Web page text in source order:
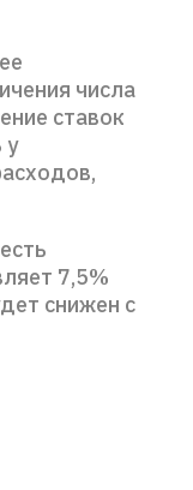
числа
ставок
у
7,5%
снижен с